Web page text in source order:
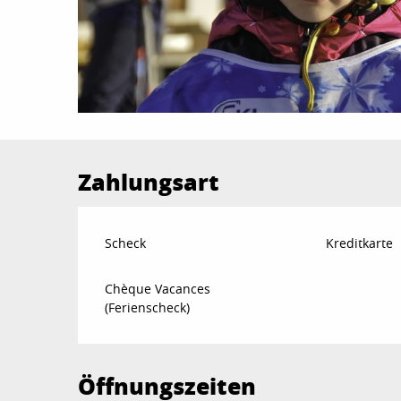
Zahlungsart
Scheck Kreditkarte
Chèque Vacances
(Ferienscheck)
Öffnungszeiten